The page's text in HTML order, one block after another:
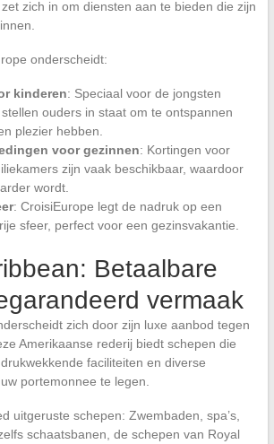
zich in om diensten aan te bieden die zijn
onderscheidt:
kinderen: Speciaal voor de jongsten
ouders in staat om te ontspannen
plezier hebben.
voor gezinnen: Kortingen voor
zijn vaak beschikbaar, waardoor
wordt.
: CroisiEurope legt de nadruk op een
sfeer, perfect voor een gezinsvakantie.
Betaalbare
vermaak
zich door zijn luxe aanbod tegen
Amerikaanse rederij biedt schepen die
faciliteiten en diverse
portemonnee te legen.
uitgeruste schepen: Zwembaden, spa’s,
schaatsbanen, de schepen van Royal